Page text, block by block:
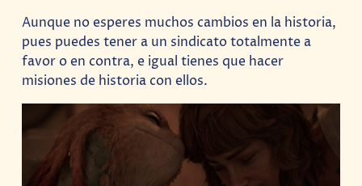
Aunque no esperes muchos cambios en la historia,
pues puedes tener a un sindicato totalmente a
favor o en contra, e igual tienes que hacer
misiones de historia con ellos.